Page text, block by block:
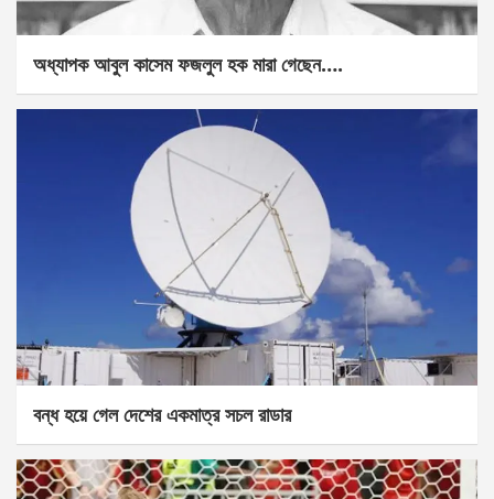
অধ্যাপক আবুল কাসেম ফজলুল হক মারা গেছেন….
বন্ধ হয়ে গেল দেশের একমাত্র সচল রাডার